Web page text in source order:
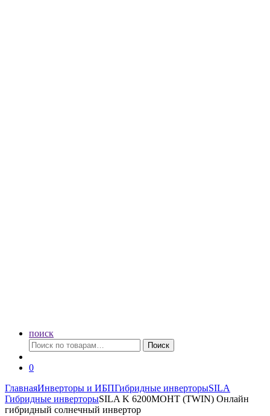
поиск
Искать:
Поиск
0
ГлавнаяИнверторы и ИБПГибридные инверторыSILA
Гибридные инверторыSILA K 6200MOHT (TWIN) Онлайн
гибридный солнечный инвертор